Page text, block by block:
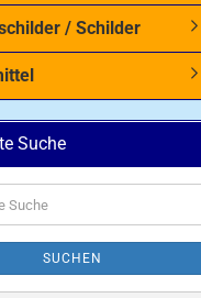
/ Schilder
Suche
SUCHEN